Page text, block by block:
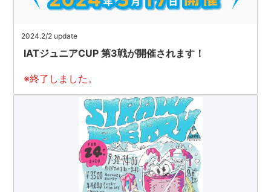
2024.2/2 update
IATジュニアCUP 第3戦が開催されます！
※終了しました。